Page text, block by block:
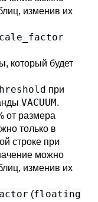
изменив их
который будет
при
VACUUM.
от размера
только в
строке при
можно
изменив их
(floating